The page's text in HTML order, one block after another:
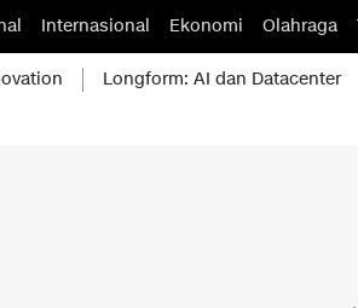
Internasional Ekonomi Olahraga
Longform: AI dan Datacenter